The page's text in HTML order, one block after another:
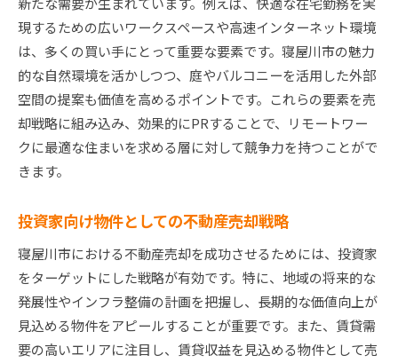
現するための広いワークスペースや高速インターネット環境
は、多くの買い手にとって重要な要素です。寝屋川市の魅力
的な自然環境を活かしつつ、庭やバルコニーを活用した外部
空間の提案も価値を高めるポイントです。これらの要素を売
却戦略に組み込み、効果的にPRすることで、リモートワー
クに最適な住まいを求める層に対して競争力を持つことがで
きます。
投資家向け物件としての不動産売却戦略
寝屋川市における不動産売却を成功させるためには、投資家
をターゲットにした戦略が有効です。特に、地域の将来的な
発展性やインフラ整備の計画を把握し、長期的な価値向上が
見込める物件をアピールすることが重要です。また、賃貸需
要の高いエリアに注目し、賃貸収益を見込める物件として売